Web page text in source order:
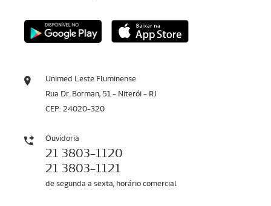
Unimed Leste Fluminense
Rua Dr. Borman, 51 - Niterói - RJ
CEP: 24020-320
Ouvidoria
21 3803-1120
21 3803-1121
de segunda a sexta, horário comercial